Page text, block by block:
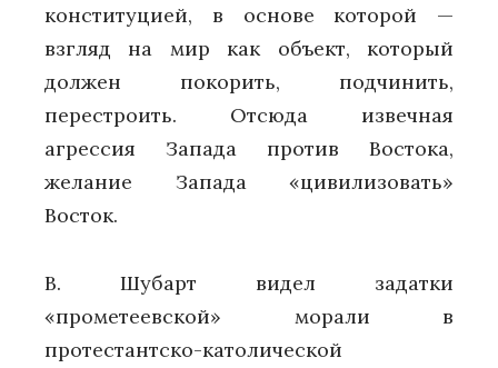
конституцией, в основе которой —
взгляд на мир как объект, который
должен покорить, подчинить,
перестроить. Отсюда извечная
агрессия Запада против Востока,
желание Запада «цивилизовать»
Восток.
В. Шубарт видел задатки
«прометеевской» морали в
протестантско-католической